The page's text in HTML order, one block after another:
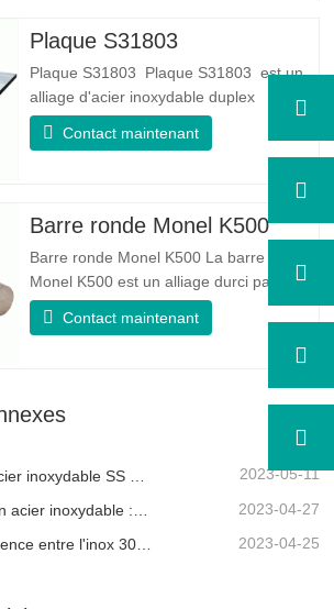
adaptée à la fabrication de ressorts…
Plaque S31803
Plaque S31803 Plaque S31803 est un
alliage d'acier inoxydable duplex
standard de qualité duplex. Il a la
microstructure d'un rapport
stabilité mécanique fiable, de ductilité et
de bonnes propriétés de résistance à
la…
Contact maintenant
Barre ronde Monel K500
Barre ronde Monel K500 La barre ronde
Monel K500 est un alliage durci par âge,
dont la composition de base se compose
d'éléments comme le nickel et le cuivre.
Qui combine la résistance à la corrosion
la résistance à la fatigue et la résistance
à l'érosion…
Contact maintenant
2023-05-11
2023-04-27
2023-04-25